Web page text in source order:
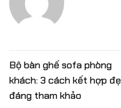
Bộ bàn ghế sofa phòng
khách: 3 cách kết hợp
đáng tham khảo